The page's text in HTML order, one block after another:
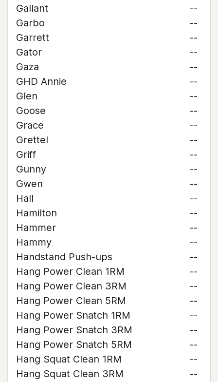
Gallant
--
Garbo
--
Garrett
--
Gator
--
Gaza
--
GHD Annie
--
Glen
--
Goose
--
Grace
--
Grettel
--
Griff
--
Gunny
--
Gwen
--
Hall
--
Hamilton
--
Hammer
--
Hammy
--
Handstand Push-ups
--
Hang Power Clean 1RM
--
Hang Power Clean 3RM
--
Hang Power Clean 5RM
--
Hang Power Snatch 1RM
--
Hang Power Snatch 3RM
--
Hang Power Snatch 5RM
--
Hang Squat Clean 1RM
--
Hang Squat Clean 3RM
--